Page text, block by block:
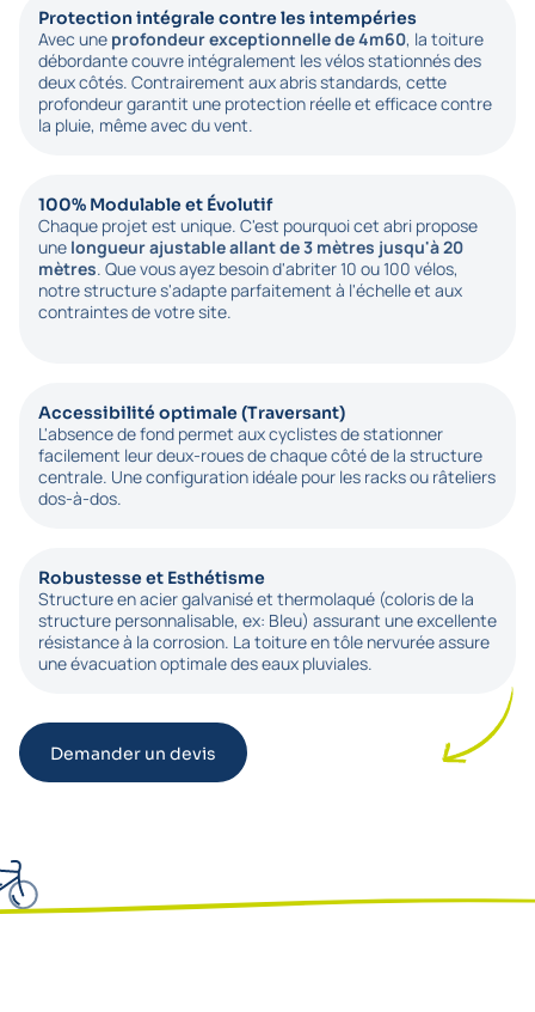
Protection intégrale contre les intempéries
Avec une profondeur exceptionnelle de 4m60, la toiture
débordante couvre intégralement les vélos stationnés des
deux côtés. Contrairement aux abris standards, cette
profondeur garantit une protection réelle et efficace contre
la pluie, même avec du vent.
100% Modulable et Évolutif
Chaque projet est unique. C'est pourquoi cet abri propose
une longueur ajustable allant de 3 mètres jusqu'à 20
mètres. Que vous ayez besoin d'abriter 10 ou 100 vélos,
notre structure s'adapte parfaitement à l'échelle et aux
contraintes de votre site.
Accessibilité optimale (Traversant)
L'absence de fond permet aux cyclistes de stationner
facilement leur deux-roues de chaque côté de la structure
centrale. Une configuration idéale pour les racks ou râteliers
dos-à-dos.
Robustesse et Esthétisme
Structure en acier galvanisé et thermolaqué (coloris de la
structure personnalisable, ex: Bleu) assurant une excellente
résistance à la corrosion. La toiture en tôle nervurée assure
une évacuation optimale des eaux pluviales.
Demander un devis